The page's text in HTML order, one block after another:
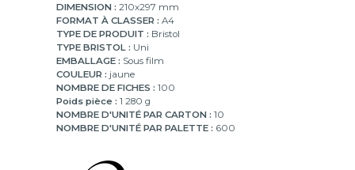
DIMENSION : 210x297 mm
FORMAT À CLASSER : A4
TYPE DE PRODUIT : Bristol
TYPE BRISTOL : Uni
EMBALLAGE : Sous film
COULEUR : jaune
NOMBRE DE FICHES : 100
Poids pièce : 1 280 g
NOMBRE D'UNITÉ PAR CARTON : 10
NOMBRE D'UNITÉ PAR PALETTE : 600